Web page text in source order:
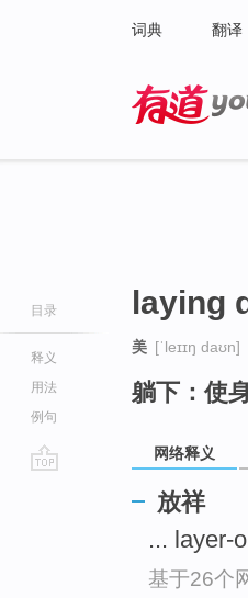
词典 翻译
目录
释义
用法
例句
laying
美 [ˈleɪɪŋ daʊn]
躺下：使
网络释义
放祥
... layer-
基于26个